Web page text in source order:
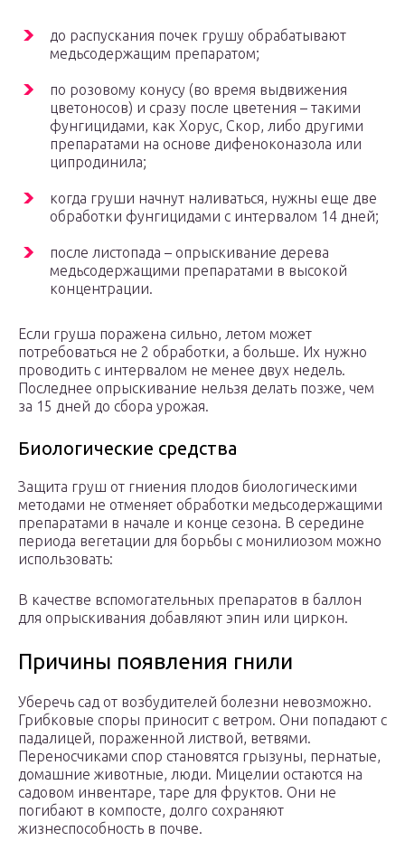
до распускания почек грушу обрабатывают
медьсодержащим препаратом;
по розовому конусу (во время выдвижения
цветоносов) и сразу после цветения – такими
фунгицидами, как Хорус, Скор, либо другими
препаратами на основе дифеноконазола или
ципродинила;
когда груши начнут наливаться, нужны еще две
обработки фунгицидами с интервалом 14 дней;
после листопада – опрыскивание дерева
медьсодержащими препаратами в высокой
концентрации.
Если груша поражена сильно, летом может
потребоваться не 2 обработки, а больше. Их нужно
проводить с интервалом не менее двух недель.
Последнее опрыскивание нельзя делать позже, чем
за 15 дней до сбора урожая.
Биологические средства
Защита груш от гниения плодов биологическими
методами не отменяет обработки медьсодержащими
препаратами в начале и конце сезона. В середине
периода вегетации для борьбы с монилиозом можно
использовать:
В качестве вспомогательных препаратов в баллон
для опрыскивания добавляют эпин или циркон.
Причины появления гнили
Уберечь сад от возбудителей болезни невозможно.
Грибковые споры приносит с ветром. Они попадают с
падалицей, пораженной листвой, ветвями.
Переносчиками спор становятся грызуны, пернатые,
домашние животные, люди. Мицелии остаются на
садовом инвентаре, таре для фруктов. Они не
погибают в компосте, долго сохраняют
жизнеспособность в почве.